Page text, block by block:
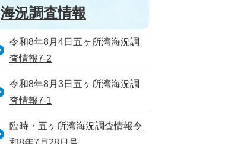
海況調査情報
令和8年8月4日五ヶ所湾海況調
査情報7-2
令和8年8月3日五ヶ所湾海況調
査情報7-1
臨時・五ヶ所湾海況調査情報令